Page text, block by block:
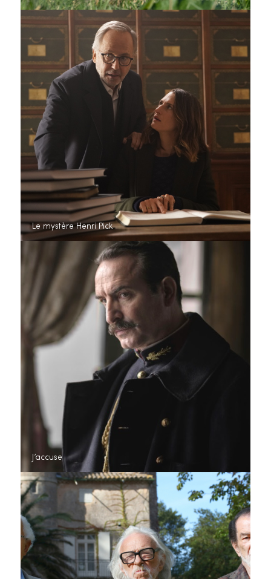
Le mystère Henri Pick
J’accuse